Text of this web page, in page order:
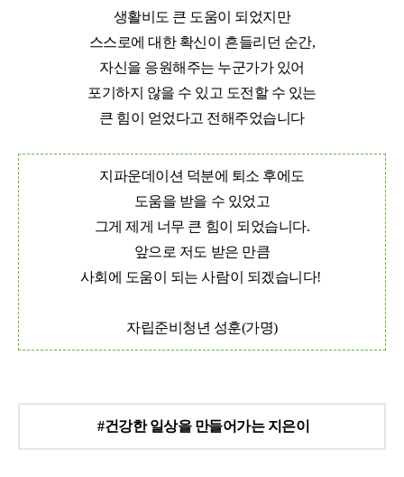
생활비도 큰 도움이 되었지만
스스로에 대한 확신이 흔들리던 순간,
자신을 응원해주는 누군가가 있어
포기하지 않을 수 있고 도전할 수 있는
큰 힘이 얻었다고 전해주었습니다
지파운데이션 덕분에 퇴소 후에도
도움을 받을 수 있었고
그게 제게 너무 큰 힘이 되었습니다.
앞으로 저도 받은 만큼
사회에 도움이 되는 사람이 되겠습니다!
자립준비청년 성훈(가명)
#건강한 일상을 만들어가는 지은이